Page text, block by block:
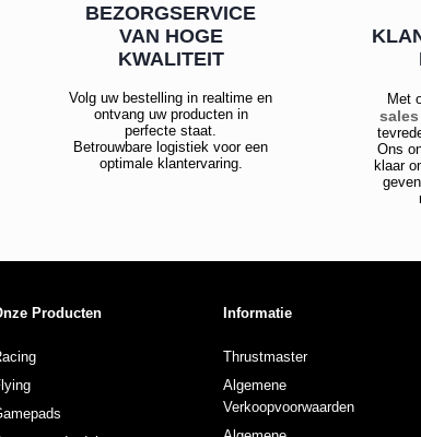
BEZORGSERVICE
VAN HOGE
KWALITEIT
Volg uw bestelling in realtime en
ontvang uw producten in
perfecte staat.
Betrouwbare logistiek voor een
optimale klantervaring.
Met
Ons
klaar
Producten Informatie
Thrustmaster
Algemene
Verkoopvoorwaarden